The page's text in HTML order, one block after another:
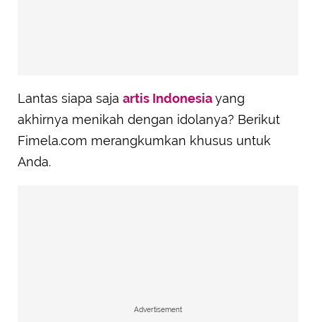
Lantas siapa saja artis Indonesiayang
akhirnya menikah dengan idolanya? Berikut
Fimela.com merangkumkan khusus untuk
Anda.
Advertisement